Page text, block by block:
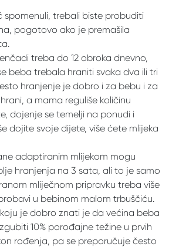
spomenuli, trebali biste probuditi
pogotovo ako je premašila
treba do 12 obroka dnevno,
beba trebala hraniti svaka dva ili tri
hranjenje je dobro i za bebu i za
a mama reguliše količinu
dojenje se temelji na ponudi i
dojite svoje dijete, više ćete mlijeka
adaptiranim mlijekom mogu
hranjenja na 3 sata, ali to je samo
mliječnom pripravku treba više
u bebinom malom trbuščiću.
je dobro znati je da većina beba
10% porođajne težine u prvih
rođenja, pa se preporučuje često